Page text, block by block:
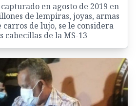
en agosto de 2019 en
de lempiras, joyas, armas
carros de lujo, se le considera
cabecillas de la MS-13